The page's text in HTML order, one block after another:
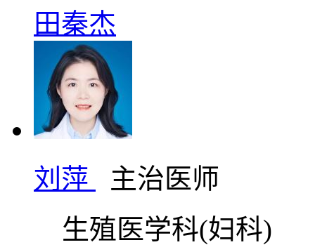
田秦杰
刘萍
主治医师
生殖医学科(妇科)